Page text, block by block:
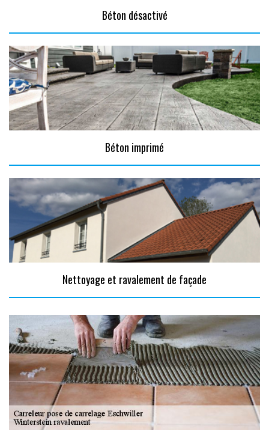
Béton désactivé
Béton imprimé
Nettoyage et ravalement de façade